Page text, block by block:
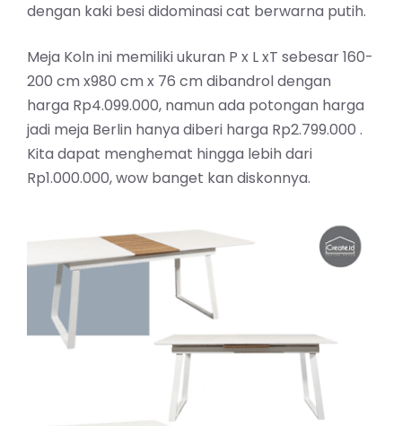
dengan kaki besi didominasi cat berwarna putih.
Meja Koln ini memiliki ukuran P x L xT sebesar 160-
200 cm x980 cm x 76 cm dibandrol dengan
harga Rp4.099.000, namun ada potongan harga
jadi meja Berlin hanya diberi harga Rp2.799.000 .
Kita dapat menghemat hingga lebih dari
Rp1.000.000, wow banget kan diskonnya.